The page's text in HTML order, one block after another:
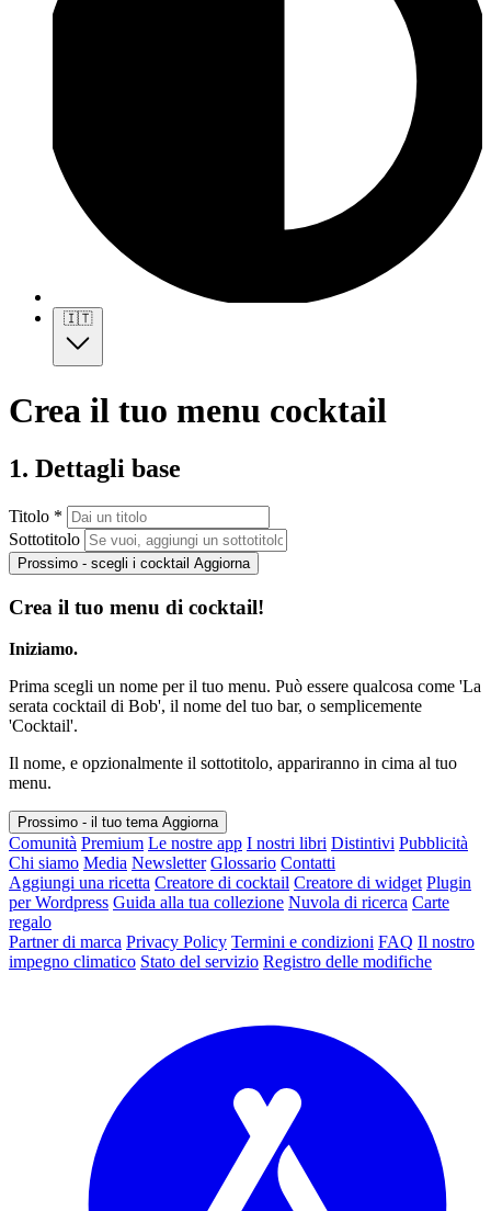
🇮🇹
Crea il tuo menu cocktail
1. Dettagli base
Titolo *
Sottotitolo
Prossimo - scegli i cocktail Aggiorna
Crea il tuo menu di cocktail!
Iniziamo.
Prima scegli un nome per il tuo menu. Può essere qualcosa come 'La
serata cocktail di Bob', il nome del tuo bar, o semplicemente
'Cocktail'.
Il nome, e opzionalmente il sottotitolo, appariranno in cima al tuo
menu.
Prossimo - il tuo tema Aggiorna
Comunità Premium Le nostre app I nostri libri Distintivi Pubblicità
Chi siamo Media Newsletter Glossario Contatti
Aggiungi una ricetta Creatore di cocktail Creatore di widget Plugin
per Wordpress Guida alla tua collezione Nuvola di ricerca Carte
regalo
Partner di marca Privacy Policy Termini e condizioni FAQ Il nostro
impegno climatico Stato del servizio Registro delle modifiche